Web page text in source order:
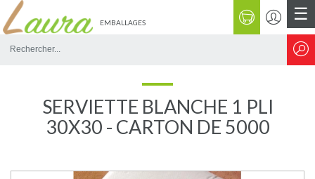
☰
EMBALLAGES
SERVIETTE BLANCHE 1 PLI
30X30 - CARTON DE 5000